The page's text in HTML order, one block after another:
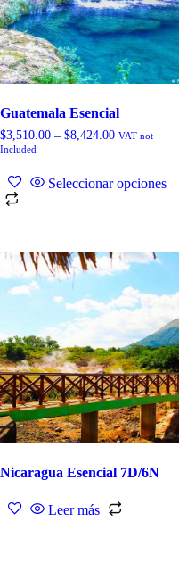
Guatemala Esencial
$3,510.00 – $8,424.00 VAT not
Included
Seleccionar opciones
Nicaragua Esencial 7D/6N
Leer más